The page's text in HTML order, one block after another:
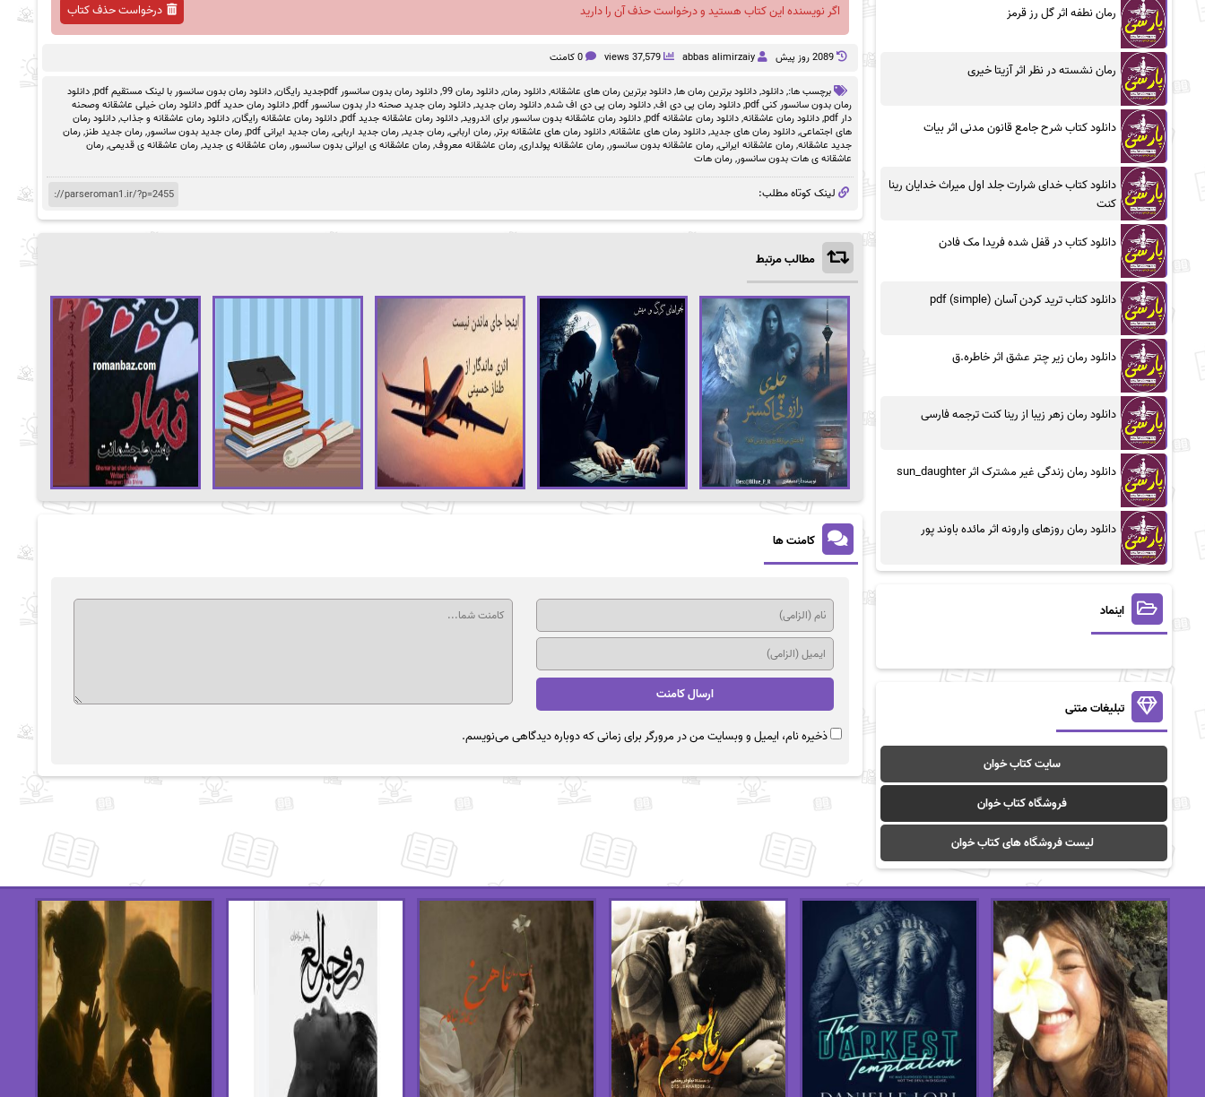
اگر نویسنده این کتاب هستید و درخواست حذف آن را دارید درخواست حذف کتاب
2089 روز پيش abbas alimirzaiy
37,579 views 0 کامنت
برچسب ها:,دانلود,دانلود برترین رمان ها,دانلود برترین رمان های عاشقانه,دانلود رمان,دانلود رمان 99 ,دانلود رمان بدون سانسور pdfجدید رایگان ,دانلود رمان بدون سانسور با لینک مستقیم pdf ,دانلود
رمان بدون سانسور کنی pdf
,دانلود رمان پی دی اف,دانلود رمان پی دی اف شده,دانلود رمان جدید,دانلود رمان جدید صحنه دار بدون سانسور pdf ,دانلود رمان حدید pdf ,دانلود رمان خیلی عاشقانه وصحنه
دار pdf
,دانلود رمان عاشقانه,دانلود رمان عاشقانه pdf ,دانلود رمان عاشقانه بدون سانسور برای اندروید,دانلود رمان عاشقانه جدید pdf ,دانلود رمان عاشقانه رایگان,دانلود رمان عاشقانه و جذاب,دانلود رمان
های اجتماعی,دانلود رمان های جدید,دانلود رمان های عاشقانه,دانلود رمان های عاشقانه برتر,رمان اربابی,رمان جدید,رمان جدید اربابی,رمان جدید ایرانی pdf ,رمان جدید بدون سانسور,رمان جدید طنز,رمان
جدید عاشقانه,رمان عاشقانه ایرانی,رمان عاشقانه بدون سانسور,رمان عاشقانه پولداری,رمان عاشقانه معروف,رمان عاشقانه ی ایرانی بدون سانسور,رمان عاشقانه ی جدید,رمان عاشقانه ی قدیمی,رمان
عاشقانه ی هات بدون سانسور,رمان هات
لینک کوتاه مطلب:
مطالب مرتبط
کامنت ها
ذخیره نام، ایمیل و وبسایت من در مرورگر برای زمانی که دوباره دیدگاهی می‌نویسم.
رمان نطفه اثر گل رز قرمز
رمان نشسته در نظر اثر آزیتا خیری
دانلود کتاب شرح جامع قانون مدنی اثر بیات
دانلود کتاب خدای شرارت جلد اول میراث خدایان رینا
کنت
دانلود کتاب در قفل شده فریدا مک فادن
دانلود کتاب ترید کردن آسان (simple) pdf
دانلود رمان زیر چتر عشق اثر خاطره.ق
دانلود رمان زهر زیبا از رینا کنت ترجمه فارسی
دانلود رمان زندگی غیر مشترک اثر sun_daughter
دانلود رمان روزهای وارونه اثر مائده باوند پور
اینماد
تبلیغات متنی
سایت کتاب خوان
فروشگاه کتاب خوان
لیست فروشگاه های کتاب خوان